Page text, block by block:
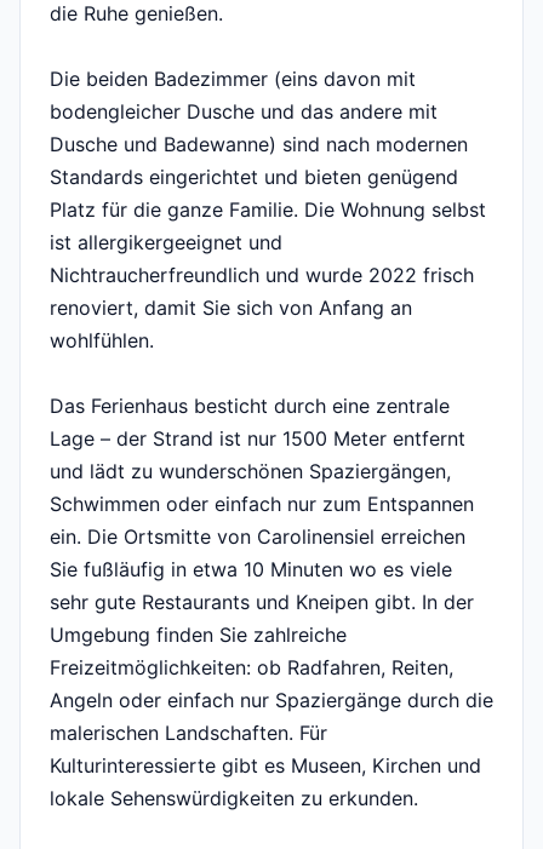
die Ruhe genießen.
Die beiden Badezimmer (eins davon mit
bodengleicher Dusche und das andere mit
Dusche und Badewanne) sind nach modernen
Standards eingerichtet und bieten genügend
Platz für die ganze Familie. Die Wohnung selbst
ist allergikergeeignet und
Nichtraucherfreundlich und wurde 2022 frisch
renoviert, damit Sie sich von Anfang an
wohlfühlen.
Das Ferienhaus besticht durch eine zentrale
Lage – der Strand ist nur 1500 Meter entfernt
und lädt zu wunderschönen Spaziergängen,
Schwimmen oder einfach nur zum Entspannen
ein. Die Ortsmitte von Carolinensiel erreichen
Sie fußläufig in etwa 10 Minuten wo es viele
sehr gute Restaurants und Kneipen gibt. In der
Umgebung finden Sie zahlreiche
Freizeitmöglichkeiten: ob Radfahren, Reiten,
Angeln oder einfach nur Spaziergänge durch die
malerischen Landschaften. Für
Kulturinteressierte gibt es Museen, Kirchen und
lokale Sehenswürdigkeiten zu erkunden.